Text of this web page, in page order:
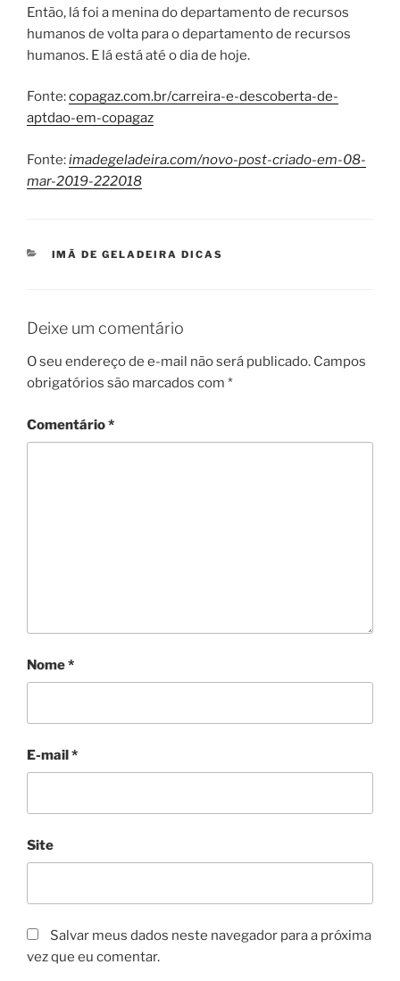
Então, lá foi a menina do departamento de recursos
humanos de volta para o departamento de recursos
humanos. E lá está até o dia de hoje.
Fonte:copagaz.com.br/carreira-e-descoberta-de-
aptdao-em-copagaz
Fonte:imadegeladeira.com/novo-post-criado-em-08-
mar-2019-222018
CATEGORIAS
IMÃ DE GELADEIRA DICAS
Deixe um comentário
O seu endereço de e-mail não será publicado. Campos
obrigatórios são marcados com *
Comentário*
Nome*
E-mail*
Site
Salvar meus dados neste navegador para a próxima
vez que eu comentar.